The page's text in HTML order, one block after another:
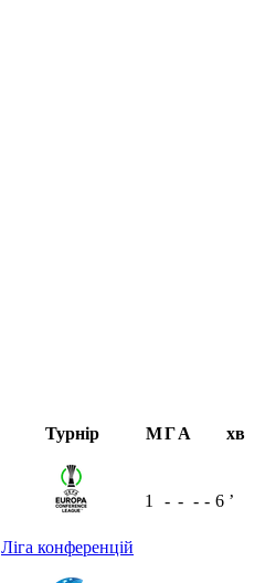
Турнір МГА хв
Ліга конференцій
1 - - - - 6 ʼ